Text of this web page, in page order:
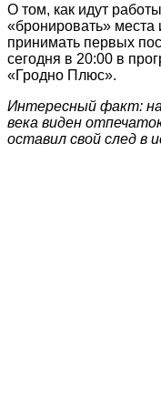
О том, как идут
«бронировать» места
принимать первых
сегодня в 20:00 в
«Гродно Плюс».
Интересный факт:
века виден
оставил свой след в